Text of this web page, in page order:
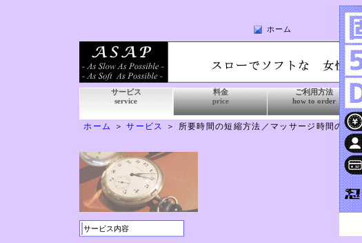
ホーム 重
サービス
service
料金
price
ご利用方法
how to order
ホーム ＞サービス ＞ 所要時間の短縮方法／マッサージ時間の短
サービス内容